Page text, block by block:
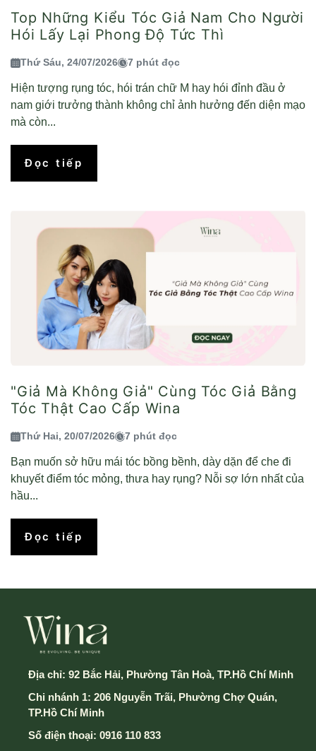
Top Những Kiểu Tóc Giả Nam Cho Người
Hói Lấy Lại Phong Độ Tức Thì
Thứ Sáu, 24/07/2026 7 phút đọc
Hiện tượng rụng tóc, hói trán chữ M hay hói đỉnh đầu ở
nam giới trưởng thành không chỉ ảnh hưởng đến diện mạo
mà còn...
Đọc tiếp
"Giả Mà Không Giả" Cùng Tóc Giả Bằng
Tóc Thật Cao Cấp Wina
Thứ Hai, 20/07/2026 7 phút đọc
Bạn muốn sở hữu mái tóc bồng bềnh, dày dặn để che đi
khuyết điểm tóc mỏng, thưa hay rụng? Nỗi sợ lớn nhất của
hầu...
Đọc tiếp
Địa chỉ: 92 Bắc Hải, Phường Tân Hoà, TP.Hồ Chí Minh
Chi nhánh 1: 206 Nguyễn Trãi, Phường Chợ Quán,
TP.Hồ Chí Minh
Số điện thoại: 0916 110 833